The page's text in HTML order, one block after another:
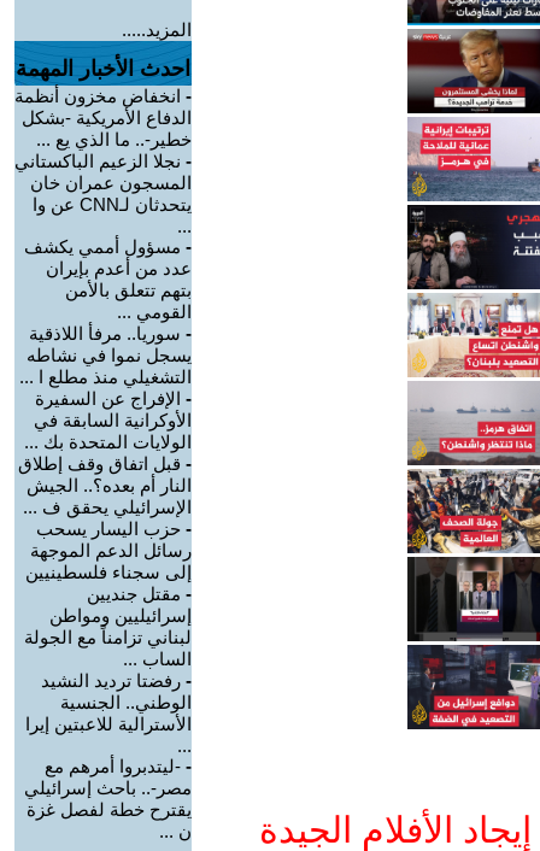
الأفلام الجيدة
المزيد.....
احدث الأخبار المهمة
- انخفاض مخزون أنظمة
الدفاع الأمريكية -بشكل
خطير-.. ما الذي يع ...
- نجلا الزعيم الباكستاني
المسجون عمران خان
يتحدثان لـCNN عن وا
...
- مسؤول أممي يكشف
عدد من أعدم بإيران
بتهم تتعلق بالأمن
القومي ...
- سوريا.. مرفأ اللاذقية
يسجل نموا في نشاطه
التشغيلي منذ مطلع ا ...
- الإفراج عن السفيرة
الأوكرانية السابقة في
الولايات المتحدة بك ...
- قبل اتفاق وقف إطلاق
النار أم بعده؟.. الجيش
الإسرائيلي يحقق ف ...
- حزب اليسار يسحب
رسائل الدعم الموجهة
إلى سجناء فلسطينيين
- مقتل جنديين
إسرائيليين ومواطن
لبناني تزامناً مع الجولة
الساب ...
- رفضتا ترديد النشيد
الوطني.. الجنسية
الأسترالية للاعبتين إيرا
...
- -ليتدبروا أمرهم مع
مصر-.. باحث إسرائيلي
يقترح خطة لفصل غزة
ن ...